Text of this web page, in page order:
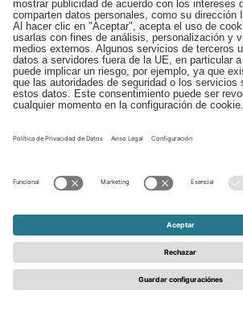
EDI
Aviso legal
Canal de Denuncias
Condiciones generales
© 2026 - Schattdecor | All rights reserved